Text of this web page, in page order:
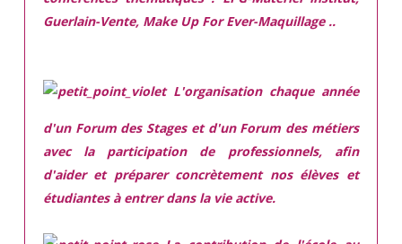
Guerlain-Vente, Make Up For Ever-Maquillage ..
L'organisation chaque année
d'un Forum des Stages et d'un Forum des métiers
avec la participation de professionnels, afin
d'aider et préparer concrètement nos élèves et
étudiantes à entrer dans la vie active.